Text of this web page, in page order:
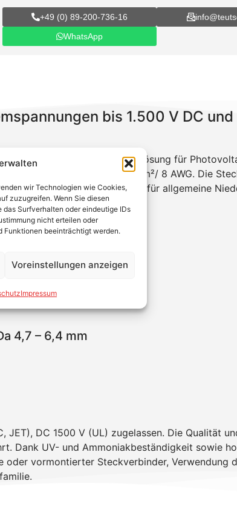
wir Technologien wie Cookies,
zuzugreifen. Wenn Sie diesen
Surfverhalten oder eindeutige IDs
nicht erteilen oder
Funktionen beeinträchtigt werden.
Voreinstellungen anzeigen
Impressum
+49 (0) 89-200-736-16
WhatsApp
bis 1.500 V DC und
und qualitativ hochwertige Lösung für
von bis zu 10 mm²/ 8 AWG. Die
und Prüfungen) für allgemeine
PV-Kabeln
Kabeln
4,7 – 6,4 mm
JET), DC 1500 V (UL) zugelassen. Die Qualität
Dank UV- und Ammoniakbeständigkeit sowie
oder vormontierter Steckverbinder, Verwendung